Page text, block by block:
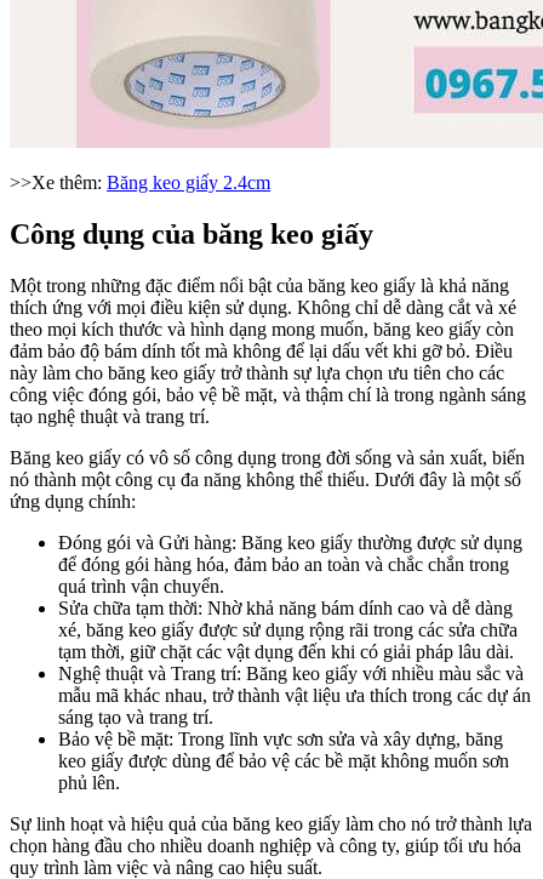
>>Xe thêm: Băng keo giấy 2.4cm
Công dụng của băng keo giấy
Một trong những đặc điểm nổi bật của băng keo giấy là khả năng
thích ứng với mọi điều kiện sử dụng. Không chỉ dễ dàng cắt và xé
theo mọi kích thước và hình dạng mong muốn, băng keo giấy còn
đảm bảo độ bám dính tốt mà không để lại dấu vết khi gỡ bỏ. Điều
này làm cho băng keo giấy trở thành sự lựa chọn ưu tiên cho các
công việc đóng gói, bảo vệ bề mặt, và thậm chí là trong ngành sáng
tạo nghệ thuật và trang trí.
Băng keo giấy có vô số công dụng trong đời sống và sản xuất, biến
nó thành một công cụ đa năng không thể thiếu. Dưới đây là một số
ứng dụng chính:
Đóng gói và Gửi hàng: Băng keo giấy thường được sử dụng
để đóng gói hàng hóa, đảm bảo an toàn và chắc chắn trong
quá trình vận chuyển.
Sửa chữa tạm thời: Nhờ khả năng bám dính cao và dễ dàng
xé, băng keo giấy được sử dụng rộng rãi trong các sửa chữa
tạm thời, giữ chặt các vật dụng đến khi có giải pháp lâu dài.
Nghệ thuật và Trang trí: Băng keo giấy với nhiều màu sắc và
mẫu mã khác nhau, trở thành vật liệu ưa thích trong các dự án
sáng tạo và trang trí.
Bảo vệ bề mặt: Trong lĩnh vực sơn sửa và xây dựng, băng
keo giấy được dùng để bảo vệ các bề mặt không muốn sơn
phủ lên.
Sự linh hoạt và hiệu quả của băng keo giấy làm cho nó trở thành lựa
chọn hàng đầu cho nhiều doanh nghiệp và công ty, giúp tối ưu hóa
quy trình làm việc và nâng cao hiệu suất.